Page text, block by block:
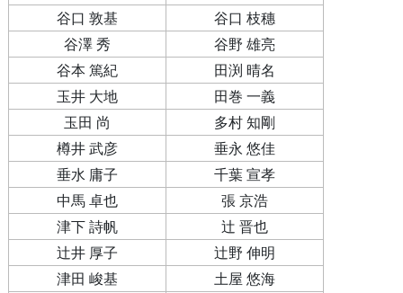
谷口 敦基
谷口 枝穗
谷澤 秀
谷野 雄亮
谷本 篤紀
田渕 晴名
玉井 大地
田巻 一義
玉田 尚
多村 知剛
樽井 武彦
垂永 悠佳
垂水 庸子
千葉 宣孝
中馬 卓也
張 京浩
津下 詩帆
辻 晋也
辻井 厚子
辻野 伸明
津田 峻基
土屋 悠海